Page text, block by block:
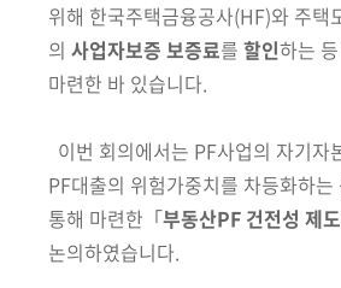
위해 한국주택금융공사(HF)와 주택
의 사업자보증 보증료를 할인하는 등
마련한 바 있습니다.
이번 회의에서는 PF사업의 자기자
PF대출의 위험가중치를 차등화하
통해 마련한「부동산PF 건전성 제
논의하였습니다.